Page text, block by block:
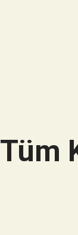
Tüm